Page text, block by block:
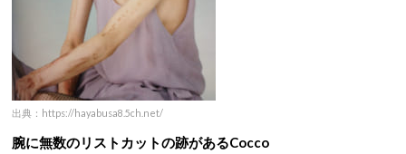
出典：https://hayabusa8.5ch.net/
腕に無数のリストカットの跡があるCocco